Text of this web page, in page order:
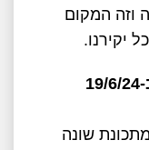
וזה המקום
יקירנו.
הסקר הוכן לקראת כנס הגיוס ב-19/6/24
שונה